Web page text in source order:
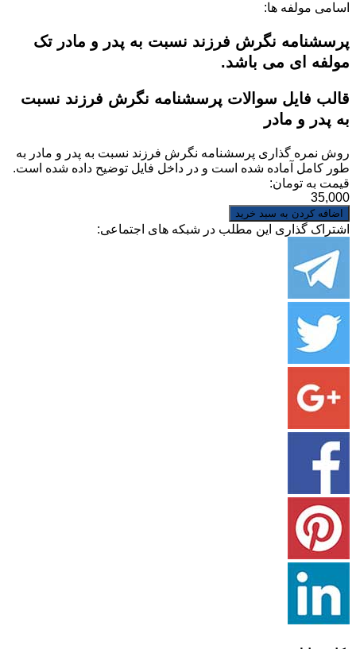
اسامی مولفه ها:
پرسشنامه نگرش فرزند نسبت به پدر و مادر تک
مولفه ای می باشد.
قالب فایل سوالات پرسشنامه نگرش فرزند نسبت
به پدر و مادر
روش نمره گذاری پرسشنامه نگرش فرزند نسبت به پدر و مادر به
طور کامل آماده شده است و در داخل فایل توضیح داده شده است.
قیمت به تومان:
35,000
اشتراک گذاری این مطلب در شبکه های اجتماعی: